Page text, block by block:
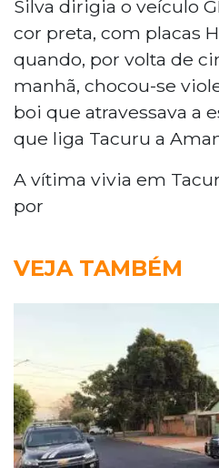
Silva dirigia o veículo
cor preta, com placas
quando, por volta de
manhã, chocou-se
boi que atravessava a
que liga Tacuru a
A vítima vivia em
por
VEJA TAMBÉM